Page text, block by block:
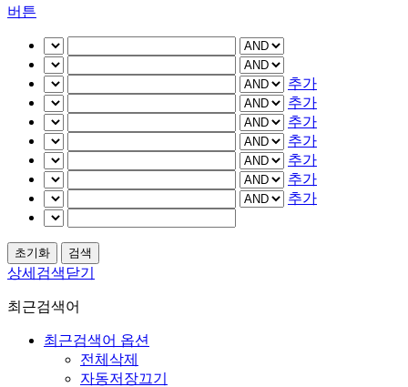
버튼
추가
추가
추가
추가
추가
추가
추가
상세검색닫기
최근검색어
최근검색어 옵션
전체삭제
자동저장끄기